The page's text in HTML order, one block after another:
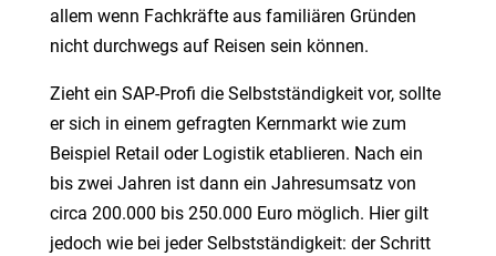
allem wenn Fachkräfte aus familiären Gründen
nicht durchwegs auf Reisen sein können.
Zieht ein SAP-Profi die Selbstständigkeit vor, sollte
er sich in einem gefragten Kernmarkt wie zum
Beispiel Retail oder Logistik etablieren. Nach ein
bis zwei Jahren ist dann ein Jahresumsatz von
circa 200.000 bis 250.000 Euro möglich. Hier gilt
jedoch wie bei jeder Selbstständigkeit: der Schritt